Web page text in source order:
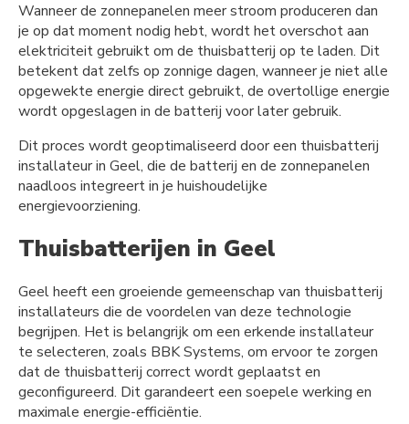
Wanneer de zonnepanelen meer stroom produceren dan
je op dat moment nodig hebt, wordt het overschot aan
elektriciteit gebruikt om de thuisbatterij op te laden. Dit
betekent dat zelfs op zonnige dagen, wanneer je niet alle
opgewekte energie direct gebruikt, de overtollige energie
wordt opgeslagen in de batterij voor later gebruik.
Dit proces wordt geoptimaliseerd door een thuisbatterij
installateur in Geel, die de batterij en de zonnepanelen
naadloos integreert in je huishoudelijke
energievoorziening.
Thuisbatterijen in Geel
Geel heeft een groeiende gemeenschap van thuisbatterij
installateurs die de voordelen van deze technologie
begrijpen. Het is belangrijk om een erkende installateur
te selecteren, zoals BBK Systems, om ervoor te zorgen
dat de thuisbatterij correct wordt geplaatst en
geconfigureerd. Dit garandeert een soepele werking en
maximale energie-efficiëntie.